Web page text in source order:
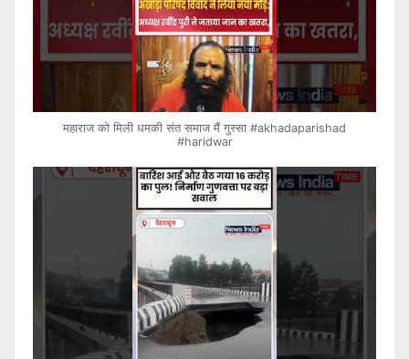
महाराज को मिली धमकी संत समाज मैं गुस्सा #akhadaparishad
#haridwar